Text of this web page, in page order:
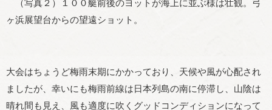
（写真２）１００艇前後のヨットが海上に並ぶ様は壮観。弓
ヶ浜展望台からの望遠ショット。
大会はちょうど梅雨末期にかかっており、天候や風が心配され
ましたが、幸いにも梅雨前線は日本列島の南に停滞し、山陰は
晴れ間も見え、風も適度に吹くグッドコンディションになって